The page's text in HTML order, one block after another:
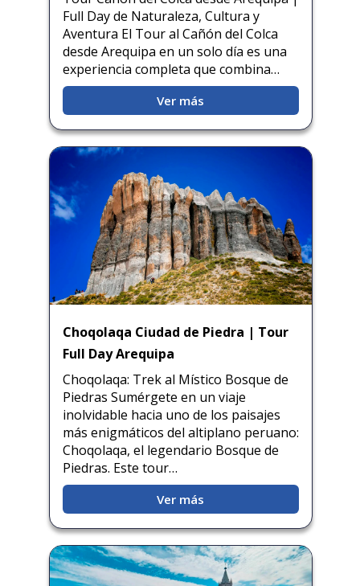
Full Day de Naturaleza, Cultura y
Aventura El Tour al Cañón del Colca
desde Arequipa en un solo día es una
experiencia completa que combina…
Ver más
Choqolaqa Ciudad de Piedra | Tour
Full Day Arequipa
Choqolaqa: Trek al Místico Bosque de
Piedras Sumérgete en un viaje
inolvidable hacia uno de los paisajes
más enigmáticos del altiplano peruano:
Choqolaqa, el legendario Bosque de
Piedras. Este tour…
Ver más